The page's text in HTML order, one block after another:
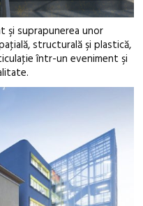
şi suprapunerea unor
structurală şi plastică,
într-un eveniment şi